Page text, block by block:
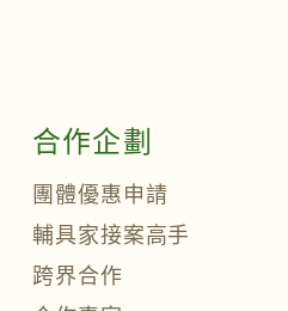
合作企劃
團體優惠申請
輔具家接案高手
跨界合作